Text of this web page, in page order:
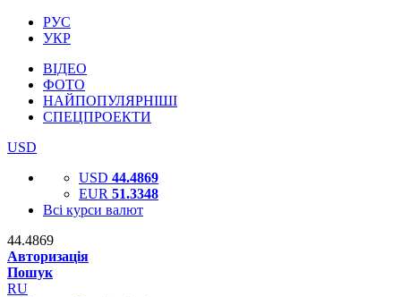
РУС
УКР
ВІДЕО
ФОТО
НАЙПОПУЛЯРНІШІ
СПЕЦПРОЕКТИ
USD
USD 44.4869
EUR 51.3348
Всі курси валют
44.4869
Авторизація
Пошук
RU